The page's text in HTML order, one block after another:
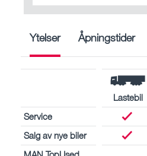
Ytelser Åpningstider
Lastebil
Service
Salg av nye biler